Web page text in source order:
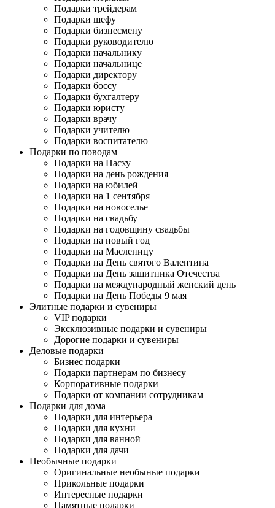
Подарки трейдерам
Подарки шефу
Подарки бизнесмену
Подарки руководителю
Подарки начальнику
Подарки начальнице
Подарки директору
Подарки боссу
Подарки бухгалтеру
Подарки юристу
Подарки врачу
Подарки учителю
Подарки воспитателю
Подарки по поводам
Подарки на Пасху
Подарки на день рождения
Подарки на юбилей
Подарки на 1 сентября
Подарки на новоселье
Подарки на свадьбу
Подарки на годовщину свадьбы
Подарки на новый год
Подарки на Масленицу
Подарки на День святого Валентина
Подарки на День защитника Отечества
Подарки на международный женский день
Подарки на День Победы 9 мая
Элитные подарки и сувениры
VIP подарки
Эксклюзивные подарки и сувениры
Дорогие подарки и сувениры
Деловые подарки
Бизнес подарки
Подарки партнерам по бизнесу
Корпоративные подарки
Подарки от компании сотрудникам
Подарки для дома
Подарки для интерьера
Подарки для кухни
Подарки для ванной
Подарки для дачи
Необычные подарки
Оригинальные необыные подарки
Прикольные подарки
Интересные подарки
Памятные подарки